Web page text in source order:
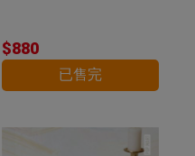
$880
已售完